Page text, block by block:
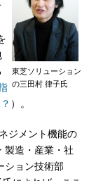
東芝ソリューション
の三田村 律子氏
）。
ジメント機能の
製造・産業・社
ション技術部